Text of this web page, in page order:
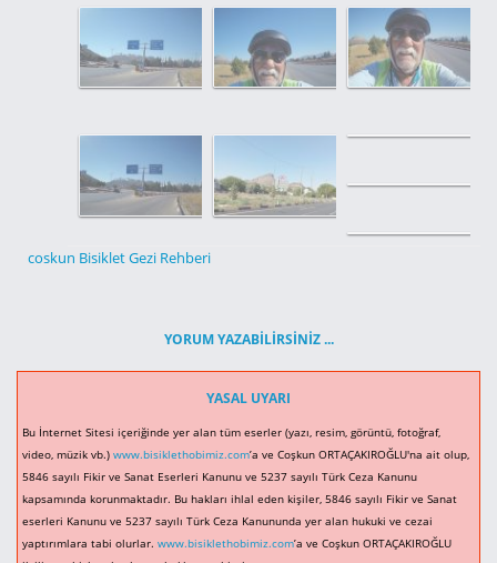
coskun Bisiklet Gezi Rehberi
YORUM YAZABILIRSINIZ ...
YASAL UYARI
Bu İnternet Sitesi içeriğinde yer alan tüm eserler (yazı, resim, görüntü, fotoğraf,
video, müzik vb.)www.bisiklethobimiz.com’a ve Coşkun ORTAÇAKIROĞLU'na ait olup,
5846 sayılı Fikir ve Sanat Eserleri Kanunu ve 5237 sayılı Türk Ceza Kanunu
kapsamında korunmaktadır. Bu hakları ihlal eden kişiler, 5846 sayılı Fikir ve Sanat
eserleri Kanunu ve 5237 sayılı Türk Ceza Kanununda yer alan hukuki ve cezai
yaptırımlara tabi olurlar.www.bisiklethobimiz.com’a ve Coşkun ORTAÇAKIROĞLU